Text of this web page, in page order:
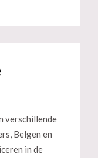
verschillende
Belgen en
in de